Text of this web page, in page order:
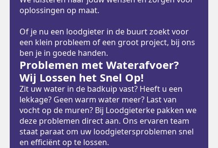
oplossingen op maat.
Of je nu een loodgieter in de buurt zoekt voor
een klein probleem of een groot project, bij ons
ben je in goede handen.
Problemen met Waterafvoer?
Wij Lossen het Snel Op!
Zit uw water in de badkuip vast? Heeft u een
lekkage? Geen warm water meer? Last van
vocht op de muren? Bij Loodgieterke pakken we
deze problemen direct aan. Ons ervaren team
staat paraat om uw loodgietersproblemen snel
en efficiënt op te lossen.